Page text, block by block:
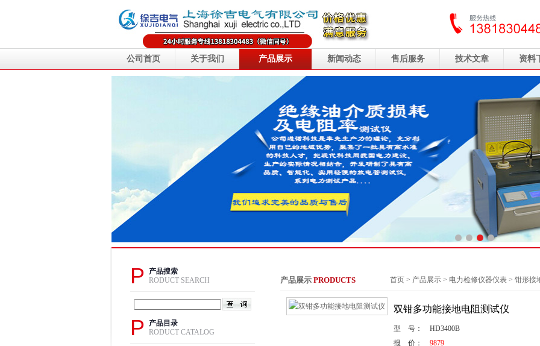
公司首页 关于我们 产品展示 新闻动态 售后服务 技术文章 资料
P
产品搜索
RODUCT SEARCH
P
产品目录
RODUCT CATALOG
产品展示 PRODUCTS 首页 > 产品展示 > 电力检修仪器仪表 > 钳形接
双钳多功能接地电阻测试仪
型 号：
HD3400B
报 价：
9879